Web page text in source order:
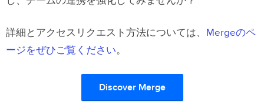
詳細とアクセスリクエスト方法については、 Mergeのペ
ージをぜひご覧ください。
Discover Merge